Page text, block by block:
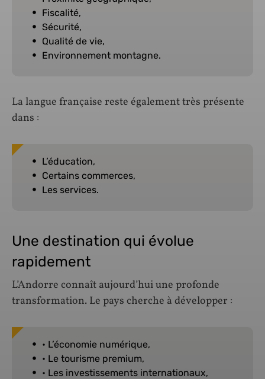
Fiscalité,
Sécurité,
Qualité de vie,
Environnement montagne.
La langue française reste également très présente
dans :
L’éducation,
Certains commerces,
Les services.
Une destination qui évolue
rapidement
L’Andorre connaît aujourd’hui une profonde
transformation. Le pays cherche à développer :
• L’économie numérique,
• Le tourisme premium,
• Les investissements internationaux,